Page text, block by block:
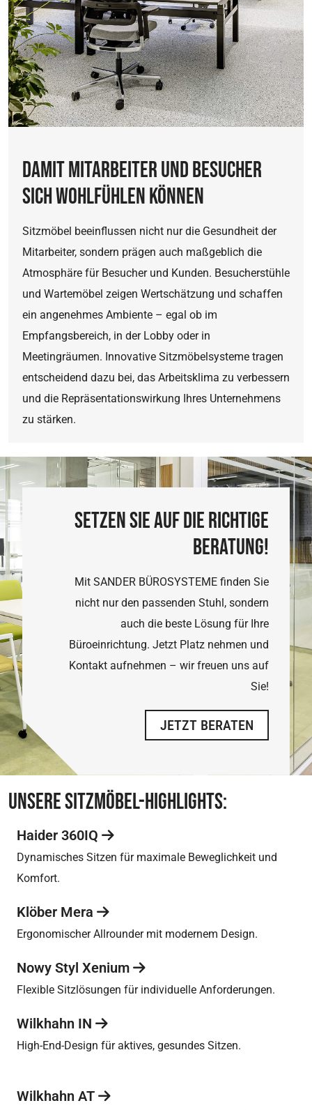
DAMIT MITARBEITER UND BESUCHER
SICH WOHLFÜHLEN KÖNNEN
Sitzmöbel beeinflussen nicht nur die Gesundheit der
Mitarbeiter, sondern prägen auch maßgeblich die
Atmosphäre für Besucher und Kunden. Besucherstühle
und Wartemöbel zeigen Wertschätzung und schaffen
ein angenehmes Ambiente – egal ob im
Empfangsbereich, in der Lobby oder in
Meetingräumen. Innovative Sitzmöbelsysteme tragen
entscheidend dazu bei, das Arbeitsklima zu verbessern
und die Repräsentationswirkung Ihres Unternehmens
zu stärken.
SETZEN SIE AUF DIE RICHTIGE
BERATUNG!
Mit SANDER BÜROSYSTEME finden Sie
nicht nur den passenden Stuhl, sondern
auch die beste Lösung für Ihre
Büroeinrichtung. Jetzt Platz nehmen und
Kontakt aufnehmen – wir freuen uns auf
Sie!
JETZT BERATEN
UNSERE SITZMÖBEL-HIGHLIGHTS:
Haider 360IQ
Dynamisches Sitzen für maximale Beweglichkeit und
Komfort.
Klöber Mera
Ergonomischer Allrounder mit modernem Design.
Nowy Styl Xenium
Flexible Sitzlösungen für individuelle Anforderungen.
Wilkhahn IN
High-End-Design für aktives, gesundes Sitzen.
Wilkhahn AT
AWSALB
Name:
AWSALB
Anbieter:
Zift Solutions
Zweck:
Der Cookie "AWSALBCORS" wird von Amazon
verschiedene Server in einem Lastenausgleich zu
verteilen und sicherzustellen, dass die Anfragen
korrekt behandelt werden.
7 Tage